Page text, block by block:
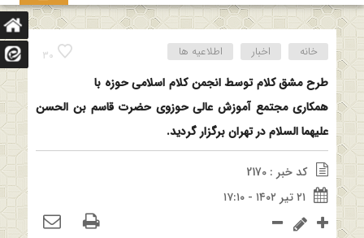
30 خانه اخبار اطلاعیه ها
طرح مشق کلام توسط انجمن کلام اسلامی حوزه با
همکاری مجتمع آموزش عالی حوزوی حضرت قاسم بن الحسن
علیهما السلام در تهران برگزار گردید.
کد خبر : 2170
۲۱ تیر ۱۴۰۲ - ۱۷:۱۰